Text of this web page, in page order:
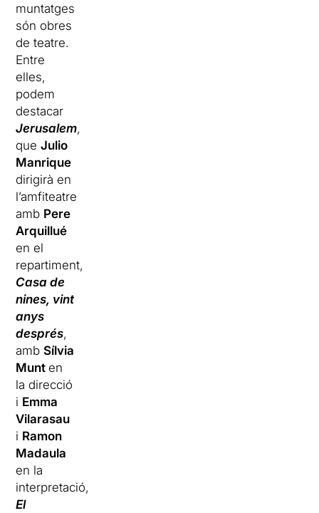
muntatges
són obres
de teatre.
Entre
elles,
podem
destacar
Jerusalem,
queJulio
Manrique
dirigirà en
l’amfiteatre
amb Pere
Arquillué
en el
repartiment,
Casa de
nines, vint
anys
després,
ambSílvia
Munten
la direcció
i Emma
Vilarasau
i Ramon
Madaula
en la
interpretació,
El